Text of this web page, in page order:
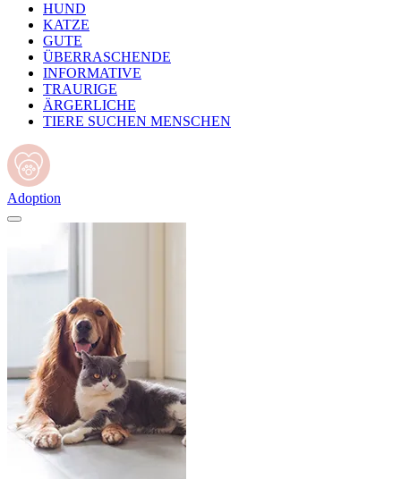
HUND
KATZE
GUTE
ÜBERRASCHENDE
INFORMATIVE
TRAURIGE
ÄRGERLICHE
TIERE SUCHEN MENSCHEN
Adoption